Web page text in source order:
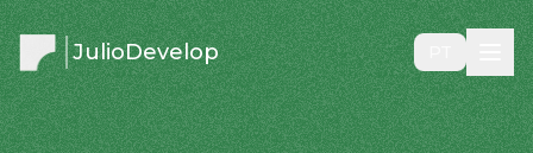
JulioDevelop